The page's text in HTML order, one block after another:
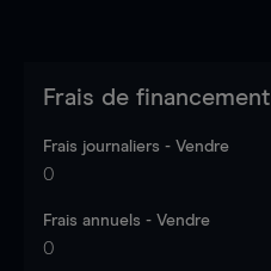
Frais de financement
Frais journaliers - Vendre
0
Frais annuels - Vendre
0